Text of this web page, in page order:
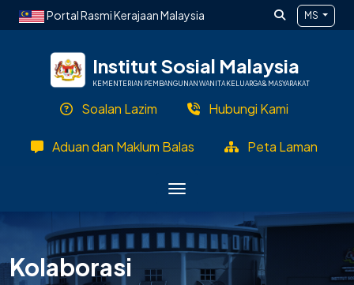
Langkau ke kandungan utama
Portal Rasmi Kerajaan Malaysia MS
Institut Sosial Malaysia
KEMENTERIAN PEMBANGUNAN WANITA KELUARGA & MASYARAKAT
Soalan Lazim Hubungi Kami
Aduan dan Maklum Balas Peta Laman
Kolaborasi